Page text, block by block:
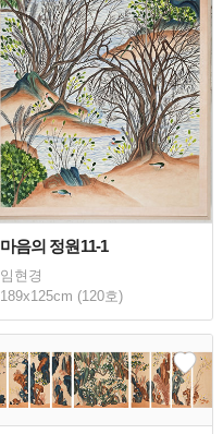
마음의 정원11-1
임현경
189x125cm (120호)